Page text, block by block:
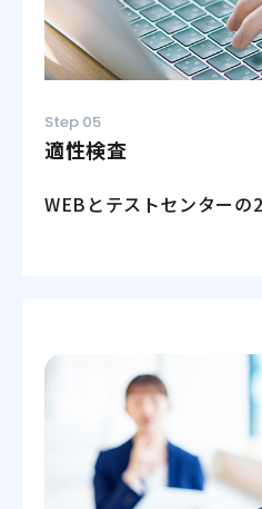
Step 05
適性検査
WEBとテストセンターの